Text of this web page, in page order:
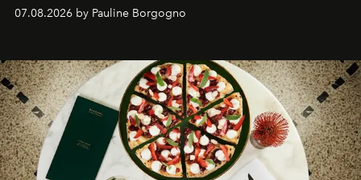
07.08.2026 by Pauline Borgogno